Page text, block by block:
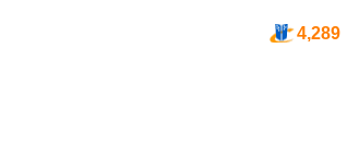
4,289